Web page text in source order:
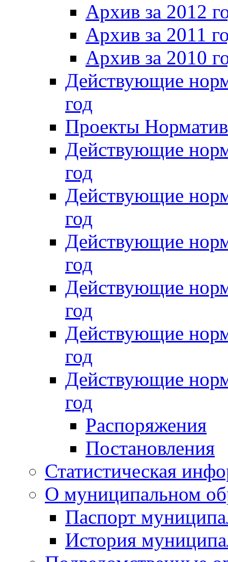
Архив за 2012
Архив за 2011
Архив за 2010
Действующие
год
Проекты
Действующие
год
Действующие
год
Действующие
год
Действующие
год
Действующие
год
Действующие
год
Распоряжения
Постановления
Статистическая
О муниципальном
Паспорт
История